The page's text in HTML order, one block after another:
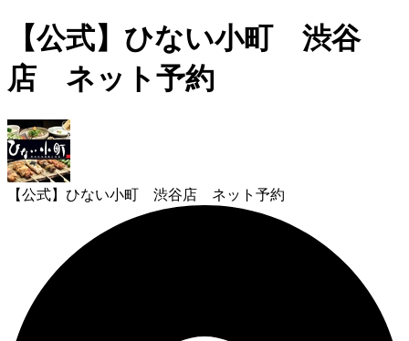
【公式】ひない小町 渋谷
店 ネット予約
【公式】ひない小町 渋谷店 ネット予約